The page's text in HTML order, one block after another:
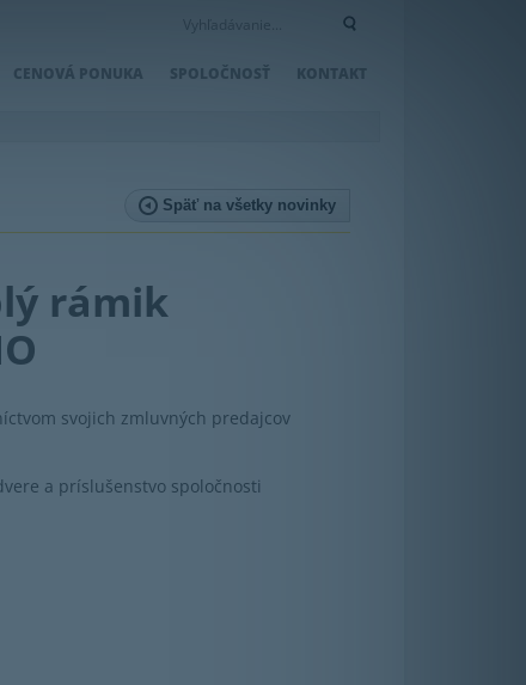
CENOVÁ PONUKA SPOLOČNOSŤ KONTAKT
Späť na všetky novinky
rámik
svojich zmluvných predajcov
a príslušenstvo spoločnosti